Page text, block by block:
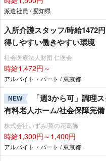
派遣社員 / 愛知県
入所介護スタッフ/時給1472
得しやすい働きやすい環境
社会医療法人財団 仁医会
時給1,472円～
アルバイト・パート / 東京都
NEW
「週3から可」調理
有料老人ホーム/社会保障完備
株式会社いずみ/菜の花葛飾
時給1,300円～1,400円
アルバイト・パート / 東京都